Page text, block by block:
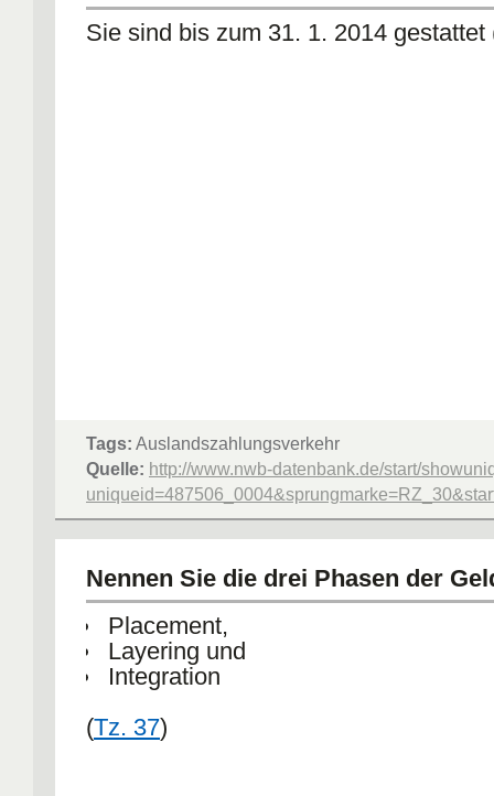
Sie sind bis zum 31. 1. 2014 gestattet
Tags: Auslandszahlungsverkehr
Quelle: http://www.nwb-datenbank.de/start/
Nennen Sie die drei Phasen der
Placement,
Layering und
Integration
(Tz. 37)